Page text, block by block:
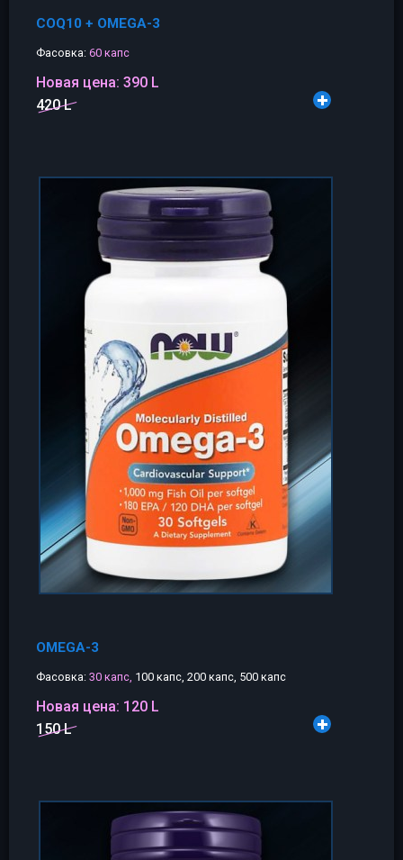
COQ10 + OMEGA-3
Фасовка: 60 капс
Новая цена: 390 L
420 L
OMEGA-3
Фасовка: 30 капс, 100 капс, 200 капс, 500 капс
Новая цена: 120 L
150 L